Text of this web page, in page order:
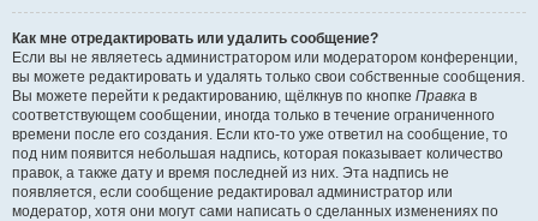
Как мне отредактировать или удалить сообщение?
Если вы не являетесь администратором или модератором конференции,
вы можете редактировать и удалять только свои собственные сообщения.
Вы можете перейти к редактированию, щёлкнув по кнопке Правка в
соответствующем сообщении, иногда только в течение ограниченного
времени после его создания. Если кто-то уже ответил на сообщение, то
под ним появится небольшая надпись, которая показывает количество
правок, а также дату и время последней из них. Эта надпись не
появляется, если сообщение редактировал администратор или
модератор, хотя они могут сами написать о сделанных изменениях по